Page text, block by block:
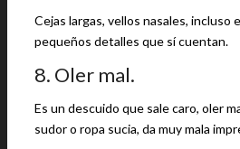
Cejas largas, vellos nasales, incluso
pequeños detalles que sí cuentan.
8. Oler mal.
Es un descuido que sale caro, oler
sudor o ropa sucia, da muy mala